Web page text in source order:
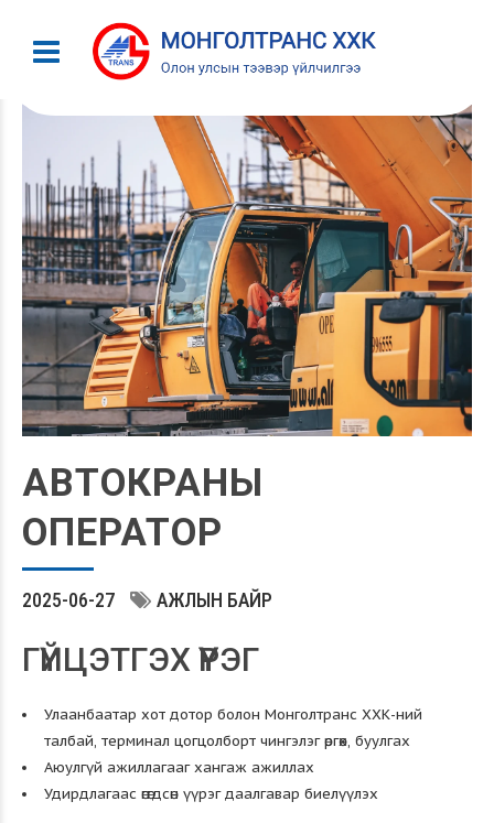
АВТОКРАНЫ
ОПЕРАТОР
2025-06-27 АЖЛЫН БАЙР
ГҮЙЦЭТГЭХ ҮҮРЭГ
Улаанбаатар хот дотор болон Монголтранс ХХК-ний
талбай, терминал цогцолборт чингэлэг өргөх, буулгах
Аюулгүй ажиллагааг хангаж ажиллах
Удирдлагаас өгөгдсөн үүрэг даалгавар биелүүлэх